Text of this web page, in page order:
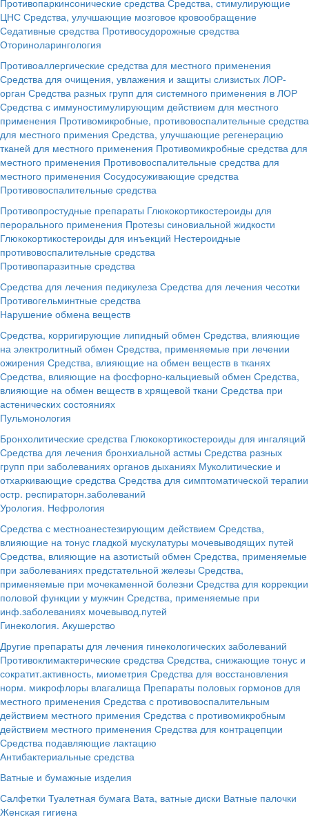
ЦНС Средства, улучшающие мозговое кровообращение
Седативные средства Противосудорожные средства
Оториноларингология
Противоаллергические средства для местного применения
Средства для очищения, увлажения и защиты слизистых ЛОР-
орган Средства разных групп для системного применения в ЛОР
Средства с иммуностимулирующим действием для местного
применения Противомикробные, противовоспалительные средства
для местного примения Средства, улучшающие регенерацию
тканей для местного применения Противомикробные средства для
местного применения Противовоспалительные средства для
местного применения Сосудосуживающие средства
Противовоспалительные средства
Противопростудные препараты Глюкокортикостероиды для
перорального применения Протезы синовиальной жидкости
Глюкокортикостероиды для инъекций Нестероидные
противовоспалительные средства
Противопаразитные средства
Средства для лечения педикулеза Средства для лечения чесотки
Противогельминтные средства
Нарушение обмена веществ
Средства, корригирующие липидный обмен Средства, влияющие
на электролитный обмен Средства, применяемые при лечении
ожирения Средства, влияющие на обмен веществ в тканях
Средства, влияющие на фосфорно-кальциевый обмен Средства,
влияющие на обмен веществ в хрящевой ткани Средства при
астенических состояниях
Пульмонология
Бронхолитические средства Глюкокортикостероиды для ингаляций
Средства для лечения бронхиальной астмы Средства разных
групп при заболеваниях органов дыханиях Муколитические и
отхаркивающие средства Средства для симптоматической терапии
остр. респираторн.заболеваний
Урология. Нефрология
Средства с местноанестезирующим действием Средства,
влияющие на тонус гладкой мускулатуры мочевыводящих путей
Средства, влияющие на азотистый обмен Средства, применяемые
при заболеваниях предстательной железы Средства,
применяемые при мочекаменной болезни Средства для коррекции
половой функции у мужчин Средства, применяемые при
инф.заболеваниях мочевывод.путей
Гинекология. Акушерство
Другие препараты для лечения гинекологических заболеваний
Противоклимактерические средства Средства, снижающие тонус и
сократит.активность, миометрия Средства для восстановления
норм. микрофлоры влагалища Препараты половых гормонов для
местного применения Средства с противовоспалительным
действием местного примения Средства с противомикробным
действием местного применения Средства для контрацепции
Средства подавляющие лактацию
Антибактериальные средства
Ватные и бумажные изделия
Салфетки Туалетная бумага Вата, ватные диски Ватные палочки
Женская гигиена